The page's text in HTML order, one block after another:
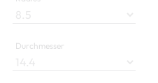
Durchmesser